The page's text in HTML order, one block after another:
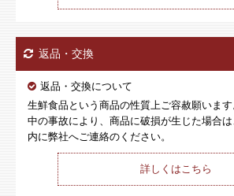
返品・交換
返品・交換について
生鮮食品という商品の性質上ご容赦願いま
中の事故により、商品に破損が生じた場合
内に弊社へご連絡のください。
詳しくはこちら